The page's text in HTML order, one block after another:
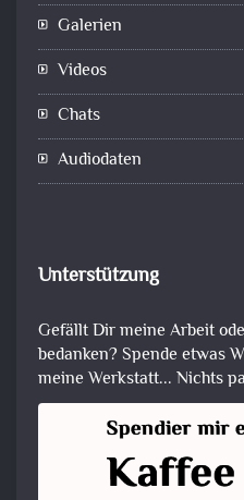
Galerien
Videos
Chats
Audiodaten
Unterstützung
Gefällt Dir meine Arbeit
bedanken? Spende etwas
meine Werkstatt... Nichts